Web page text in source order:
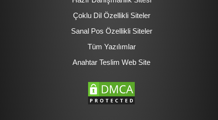
Çoklu Dil Özellikli Siteler
Sanal Pos Özellikli Siteler
Tüm Yazılımlar
Anahtar Teslim Web Site